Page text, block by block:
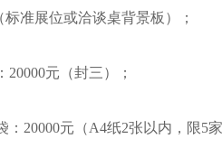
准展位或洽谈桌背景板）；
元（封三）；
20000元（A4纸2张以内，限5